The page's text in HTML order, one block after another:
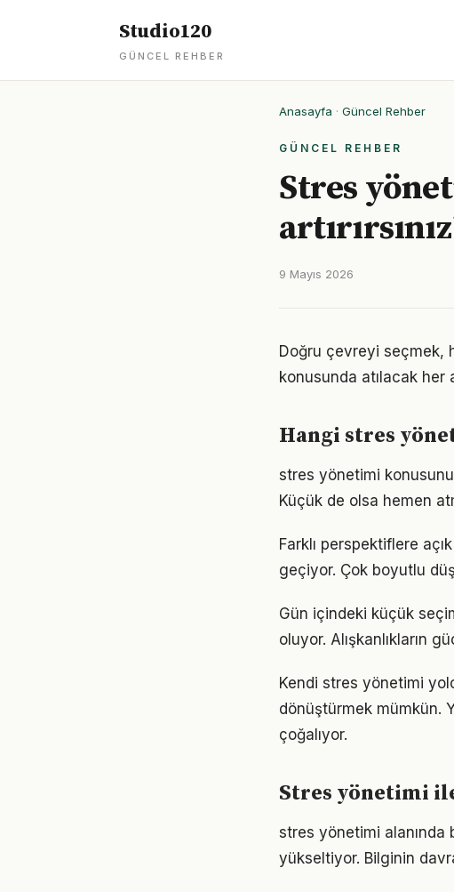
Studio120
GÜNCEL REHBER
Anasayfa · Güncel Rehber
GÜNCEL REHBER
Stres
9 Mayıs 2026
Doğru çevreyi seçmek,
konusunda atılacak her
Hangi stres
stres yönetimi
Küçük de olsa hemen
Farklı perspektiflere
geçiyor. Çok boyutlu
Gün içindeki küçük
oluyor. Alışkanlıkların
Kendi stres yönetimi
dönüştürmek mümkün.
çoğalıyor.
Stres yönetimi
stres yönetimi alanında
yükseltiyor. Bilginin